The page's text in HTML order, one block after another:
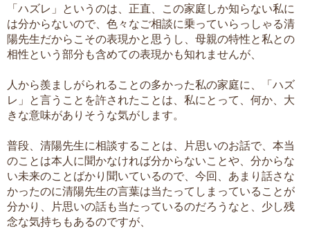
「ハズレ」というのは、正直、この家庭しか知らない私に
は分からないので、色々なご相談に乗っていらっしゃる清
陽先生だからこその表現かと思うし、母親の特性と私との
相性という部分も含めての表現かも知れませんが、
人から羨ましがられることの多かった私の家庭に、「ハズ
レ」と言うことを許されたことは、私にとって、何か、大
きな意味がありそうな気がします。
普段、清陽先生に相談することは、片思いのお話で、本当
のことは本人に聞かなければ分からないことや、分からな
い未来のことばかり聞いているので、今回、あまり話さな
かったのに清陽先生の言葉は当たってしまっていることが
分かり、片思いの話も当たっているのだろうなと、少し残
念な気持ちもあるのですが、